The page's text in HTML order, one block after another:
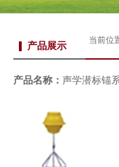
产品展示
当前位
产品名称： 声学潜标锚